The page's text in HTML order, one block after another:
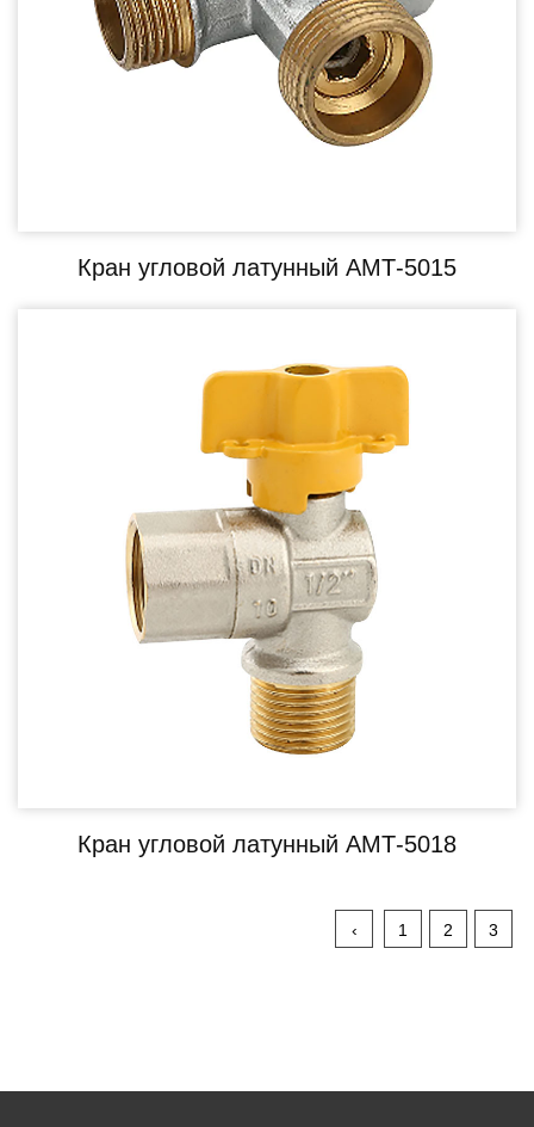
Кран угловой латунный АМТ-5015
Кран угловой латунный АМТ-5018
‹ 1 2 3